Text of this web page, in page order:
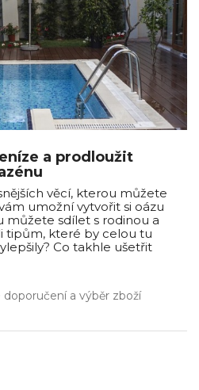
a prodloužit
věcí, kterou můžete
umožní vytvořit si oázu
můžete sdílet s rodinou a
tipům, které by celou tu
Co takhle ušetřit
doporučení a výběr zboží